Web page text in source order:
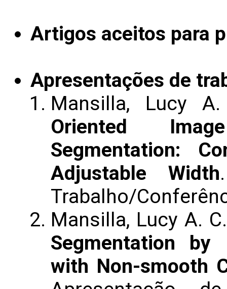
Artigos aceitos para
Apresentações de
Mansilla, Lucy
Oriented
Segmentation:
Adjustable Width
Trabalho/
Mansilla, Lucy A.
Segmentation by
with Non-smooth